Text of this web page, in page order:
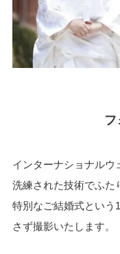
インターナショナルウ
洗練された技術でふた
特別なご結婚式という
さず撮影いたします。